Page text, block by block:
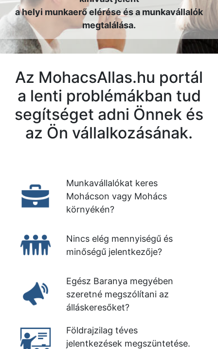
a helyi munkaerő elérése és a munkavállalók
megtalálása.
Az MohacsAllas.hu portál
a lenti problémákban tud
segítséget adni Önnek és
az Ön vállalkozásának.
Munkavállalókat keres
Mohácson vagy Mohács
környékén?
Nincs elég mennyiségű és
minőségű jelentkezője?
Egész Baranya megyében
szeretné megszólítani az
álláskeresőket?
Földrajzilag téves
jelentkezések megszüntetése.